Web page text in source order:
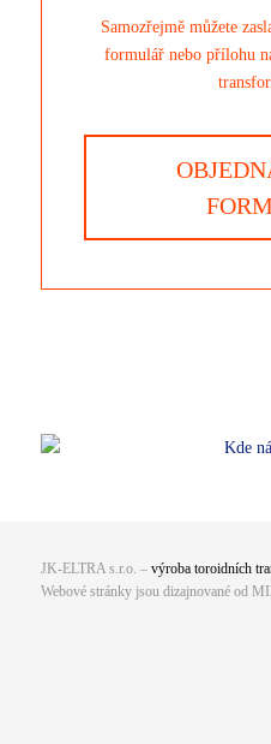
Samozřejmě můžete
formulář nebo přílohu
JK-ELTRA s.r.o. – výroba toroidních
Webové stránky jsou dizajnované od